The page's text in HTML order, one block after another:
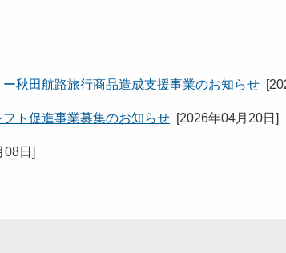
秋田航路旅行商品造成支援事業のお知らせ [
ト促進事業募集のお知らせ [2026年04月20日 ]
日 ]